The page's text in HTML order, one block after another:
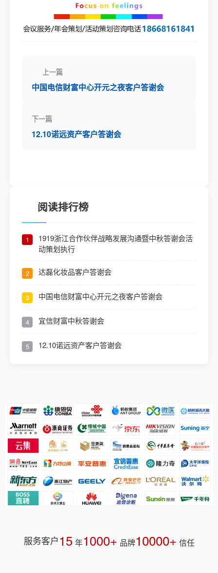
上一篇
中国电信财富中心开元之夜客户答谢会
下一篇
12.10诺远资产客户答谢会
阅读排行榜
1
1919浙江合作伙伴战略发展沟通暨中秋答谢会活
动策划执行
2 达磊化妆品客户答谢会
3 中国电信财富中心开元之夜客户答谢会
4 宜信财富中秋答谢会
5 12.10诺远资产客户答谢会
服务客户15 年1000+ 品牌10000+ 信任